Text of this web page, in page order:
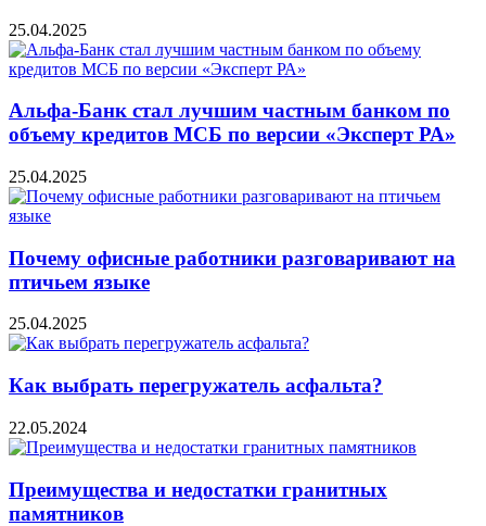
25.04.2025
Альфа-Банк стал лучшим частным банком по
объему кредитов МСБ по версии «Эксперт РА»
25.04.2025
Почему офисные работники разговаривают на
птичьем языке
25.04.2025
Как выбрать перегружатель асфальта?
22.05.2024
Преимущества и недостатки гранитных
памятников